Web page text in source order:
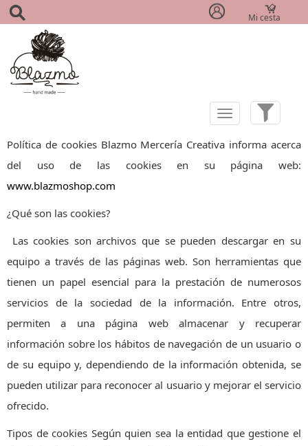
Mi cesta
Política de cookies Blazmo Mercería Creativa informa acerca
del uso de las cookies en su página web:
www.blazmoshop.com
¿Qué son las cookies?
Las cookies son archivos que se pueden descargar en su
equipo a través de las páginas web. Son herramientas que
tienen un papel esencial para la prestación de numerosos
servicios de la sociedad de la información. Entre otros,
permiten a una página web almacenar y recuperar
información sobre los hábitos de navegación de un usuario o
de su equipo y, dependiendo de la información obtenida, se
pueden utilizar para reconocer al usuario y mejorar el servicio
ofrecido.
Tipos de cookies Según quien sea la entidad que gestione el